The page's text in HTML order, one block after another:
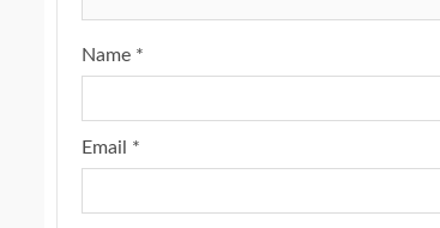
Name *
Email *